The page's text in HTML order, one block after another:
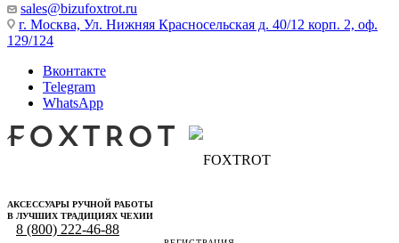
sales@bizufoxtrot.ru
г. Москва, Ул. Нижняя Красносельская д. 40/12 корп. 2, оф.
129/124
Вконтакте
Telegram
WhatsApp
АКСЕССУАРЫ РУЧНОЙ РАБОТЫ
В ЛУЧШИХ ТРАДИЦИЯХ ЧЕХИИ
8 (800) 222-46-88